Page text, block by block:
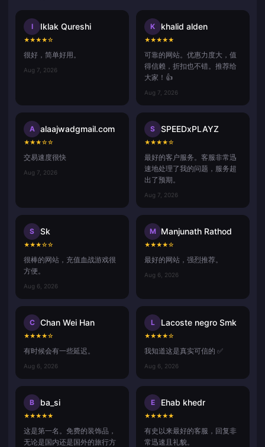
I Iklak Qureshi
★★★★☆
很好，简单好用。
Aug 7, 2026
K khalid alden
★★★★★
可靠的网站。优惠力度大，值
得信赖，折扣也不错。推荐给
大家！👍
Aug 7, 2026
A alaajwadgmail.com
★★★☆☆
交易速度很快
Aug 7, 2026
S SPEEDxPLAYZ
★★★★☆
最好的客户服务。客服非常迅
速地处理了我的问题，服务超
出了预期。
Aug 7, 2026
S Sk
★★★☆☆
很棒的网站，充值血战游戏很
方便。
Aug 6, 2026
M Manjunath Rathod
★★★★☆
最好的网站，强烈推荐。
Aug 6, 2026
C Chan Wei Han
★★★★☆
有时候会有一些延迟。
Aug 6, 2026
L Lacoste negro Smk
★★★★☆
我知道这是真实可信的 ✅
Aug 6, 2026
B ba_si
★★★★★
这是第一名。免费的装饰品，
无论是国内还是国外的旅行方
E Ehab khedr
★★★★★
有史以来最好的客服，回复非
常迅速且礼貌。